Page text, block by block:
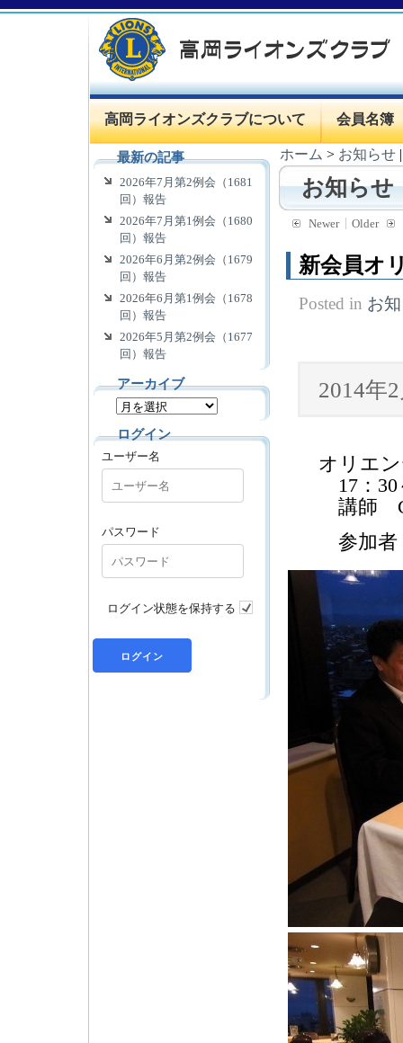
高岡ライオンズクラブについて 会員名簿
ホーム > お知らせ
お知らせ
Newer Older
新会員オ
Posted in お
2014年
オリエ
17：
講師
参加
最新の記事
2026年7月第2例会（1681
回）報告
2026年7月第1例会（1680
回）報告
2026年6月第2例会（1679
回）報告
2026年6月第1例会（1678
回）報告
2026年5月第2例会（1677
回）報告
アーカイブ
ログイン
ユーザー名
パスワード
ログイン状態を保持する